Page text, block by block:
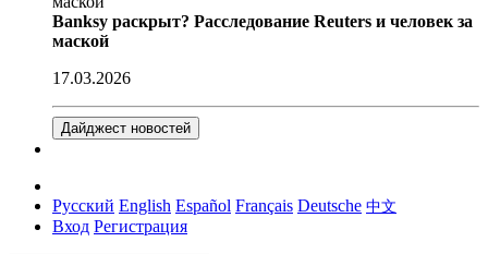
Banksy раскрыт? Расследование Reuters и человек за
маской
17.03.2026
Дайджест новостей
Русский English Español Français Deutsche 中文
Вход Регистрация